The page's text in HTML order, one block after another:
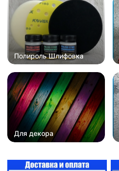
Полироль Шлифовка
Для декора